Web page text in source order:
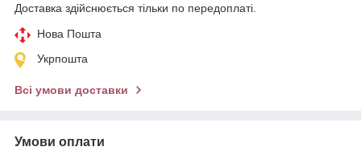
Доставка здійснюється тільки по передоплаті.
Нова Пошта
Укрпошта
Всі умови доставки
Умови оплати